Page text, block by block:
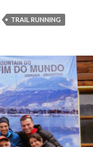
TRAIL RUNNING